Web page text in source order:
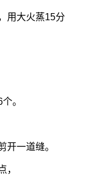
用大火蒸15分
。
开一道缝。
，